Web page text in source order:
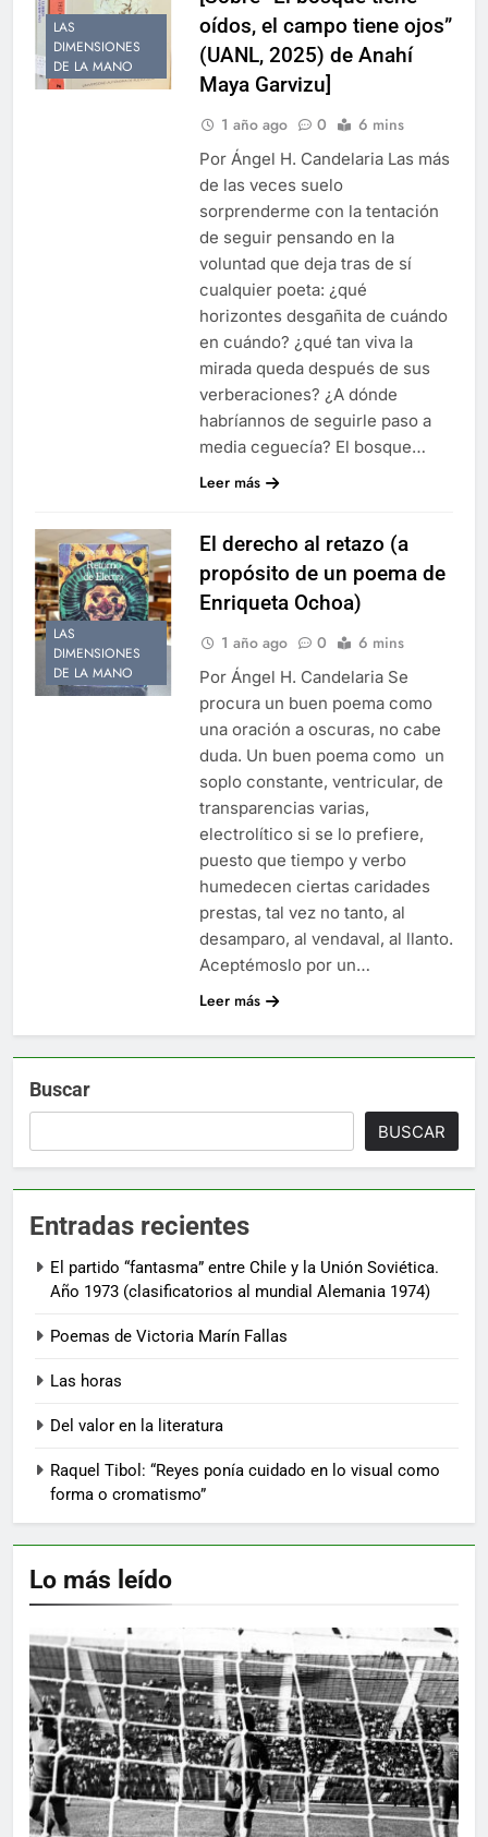
LAS
DIMENSIONES
DE LA MANO
oídos, el campo tiene ojos”
(UANL, 2025) de Anahí
Maya Garvizu]
1 año ago 0 6 mins
Por Ángel H. Candelaria Las más
de las veces suelo
sorprenderme con la tentación
de seguir pensando en la
voluntad que deja tras de sí
cualquier poeta: ¿qué
horizontes desgañita de cuándo
en cuándo? ¿qué tan viva la
mirada queda después de sus
verberaciones? ¿A dónde
habríannos de seguirle paso a
media ceguecía? El bosque…
Leer más
LAS
DIMENSIONES
DE LA MANO
El derecho al retazo (a
propósito de un poema de
Enriqueta Ochoa)
1 año ago 0 6 mins
Por Ángel H. Candelaria Se
procura un buen poema como
una oración a oscuras, no cabe
duda. Un buen poema como un
soplo constante, ventricular, de
transparencias varias,
electrolítico si se lo prefiere,
puesto que tiempo y verbo
humedecen ciertas caridades
prestas, tal vez no tanto, al
desamparo, al vendaval, al llanto.
Aceptémoslo por un…
Leer más
Buscar
BUSCAR
Entradas recientes
El partido “fantasma” entre Chile y la Unión Soviética.
Año 1973 (clasificatorios al mundial Alemania 1974)
Poemas de Victoria Marín Fallas
Las horas
Del valor en la literatura
Raquel Tibol: “Reyes ponía cuidado en lo visual como
forma o cromatismo”
Lo más leído